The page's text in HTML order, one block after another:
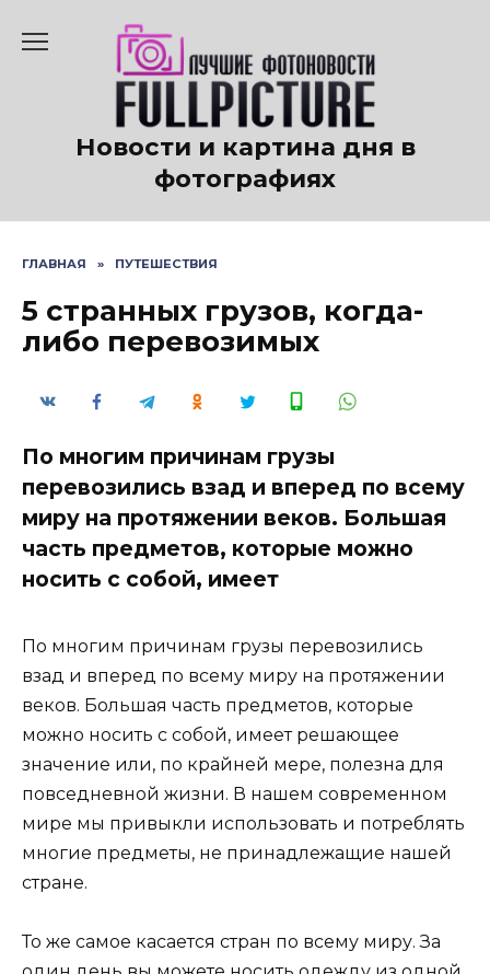
содержанию
Новости и картина дня в
фотографиях
ГЛАВНАЯ » ПУТЕШЕСТВИЯ
5 странных грузов, когда-
либо перевозимых
По многим причинам грузы
перевозились взад и вперед по всему
миру на протяжении веков. Большая
часть предметов, которые можно
носить с собой, имеет
По многим причинам грузы перевозились
взад и вперед по всему миру на протяжении
веков. Большая часть предметов, которые
можно носить с собой, имеет решающее
значение или, по крайней мере, полезна для
повседневной жизни. В нашем современном
мире мы привыкли использовать и потреблять
многие предметы, не принадлежащие нашей
стране.
То же самое касается стран по всему миру. За